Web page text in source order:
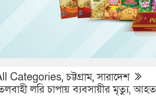
Categories,চট্টগ্রাম,সারাদেশ
লরি চাপায় ব্যবসায়ীর মৃত্যু,